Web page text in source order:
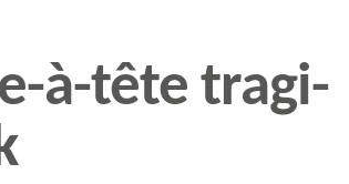
à-tête tragi-